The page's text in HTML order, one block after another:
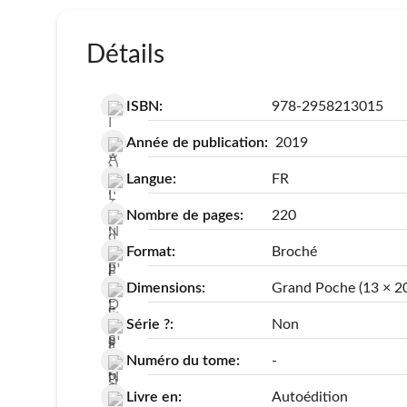
Détails
ISBN: 978-2958213015
Année de publication: 2019
Langue: FR
Nombre de pages: 220
Format: Broché
Dimensions: Grand Poche (13 ×
Série ?: Non
Numéro du tome: -
Livre en: Autoédition